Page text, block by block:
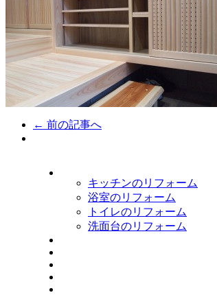
← 前の記事へ
キッチンのリフォーム
浴室のリフォーム
トイレのリフォーム
洗面台のリフォーム